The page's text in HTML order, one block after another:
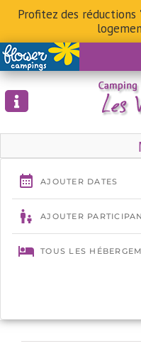
Profitez des
Skip
to
content